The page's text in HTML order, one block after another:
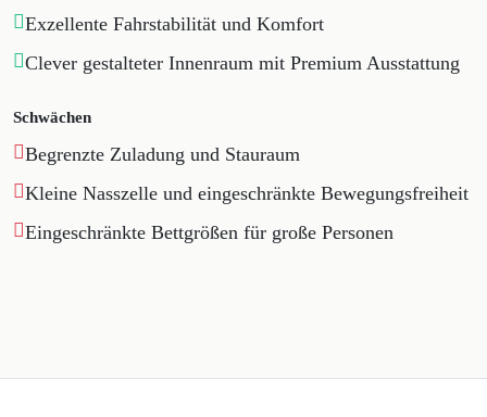
Exzellente Fahrstabilität und Komfort
Clever gestalteter Innenraum mit Premium Ausstattung
Schwächen
Begrenzte Zuladung und Stauraum
Kleine Nasszelle und eingeschränkte Bewegungsfreiheit
Eingeschränkte Bettgrößen für große Personen